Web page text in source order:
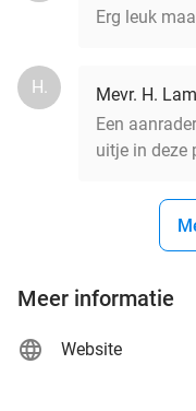
Erg leuk
H.
Mevr. H.
Een
uitje in deze
Meer informatie
Website